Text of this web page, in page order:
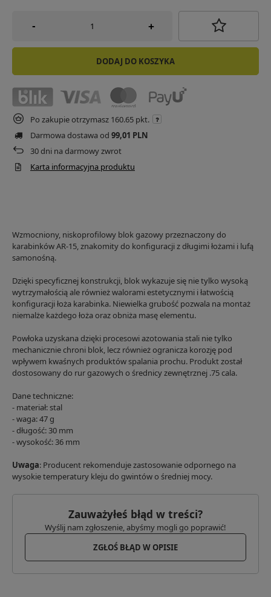
- +
DODAJ DO KOSZYKA
Po zakupie otrzymasz 160.65 pkt.
Darmowa dostawa od 99,01 PLN
30dni na darmowy zwrot
Karta informacyjna produktu
Wzmocniony, niskoprofilowy blok gazowy przeznaczony do
karabinków AR-15, znakomity do konfiguracji z długimi łożami i lufą
samonośną.
Dzięki specyficznej konstrukcji, blok wykazuje się nie tylko wysoką
wytrzymałością ale również walorami estetycznymi i łatwością
konfiguracji łoża karabinka. Niewielka grubość pozwala na montaż
niemalże każdego łoża oraz obniża masę elementu.
Powłoka uzyskana dzięki procesowi azotowania stali nie tylko
mechanicznie chroni blok, lecz również ogranicza korozję pod
wpływem kwaśnych produktów spalania prochu. Produkt został
dostosowany do rur gazowych o średnicy zewnętrznej .75 cala.
Dane techniczne:
- materiał: stal
- waga: 47 g
- długość: 30 mm
- wysokość: 36 mm
Uwaga: Producent rekomenduje zastosowanie odpornego na
wysokie temperatury kleju do gwintów o średniej mocy.
Zauważyłeś błąd w treści?
Wyślij nam zgłoszenie, abyśmy mogli go poprawić!
ZGŁOŚ BŁĄD W OPISIE